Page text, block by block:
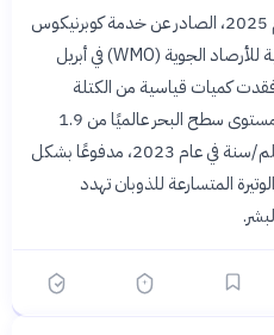
كشف تقرير حالة المناخ في أوروبا لعام 2025، الصادر عن خدمة كوبرنيكوس
لتغير المناخ (C3S) والمنظمة العالمية للأرصاد الجوية (WMO) في أبريل
فقدت كميات قياسية من الكتلة
الجليدية. وقد تضاعف معدل ارتفاع مستوى سطح البحر عالميًا من 1.9
ملم/سنة قبل عام 2015 إلى 4.3 ملم/سنة في عام 2023، مدفوعًا بشكل
المتسارعة للذوبان تهدد ؟
ابدأ ←